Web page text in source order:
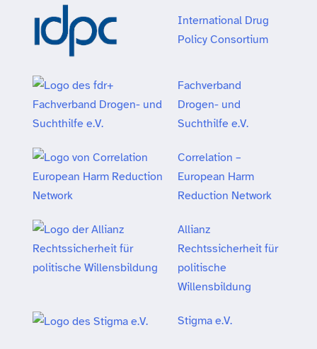
International Drug
Policy Consortium
Fachverband
Drogen- und
Suchthilfe e.V.
Correlation –
European Harm
Reduction Network
Allianz
Rechtssicherheit für
politische
Willensbildung
Stigma e.V.